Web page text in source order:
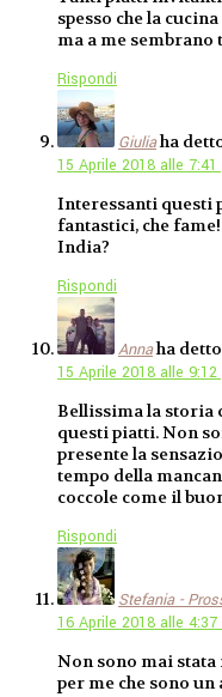
spesso che la
ma a me sembrano
Rispondi
Giuliaha
15 Aprile 2018 alle 7:41
Interessanti questi
fantastici, che
India?
Rispondi
Annaha
15 Aprile 2018 alle 9:12
Bellissima la storia
questi piatti. Non
presente la
tempo della
coccole come il
Rispondi
Stefania -
16 Aprile 2018 alle 4:37
Non sono mai
per me che sono